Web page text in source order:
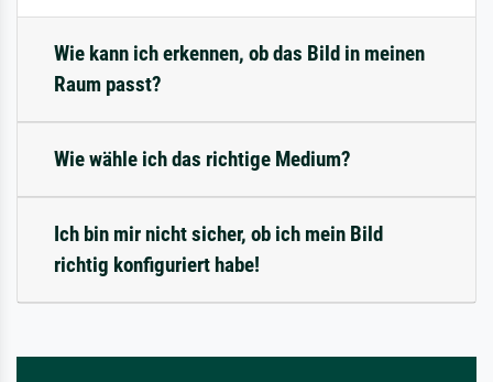
Wie kann ich erkennen, ob das Bild in meinen
Raum passt?
Wie wähle ich das richtige Medium?
Ich bin mir nicht sicher, ob ich mein Bild
richtig konfiguriert habe!